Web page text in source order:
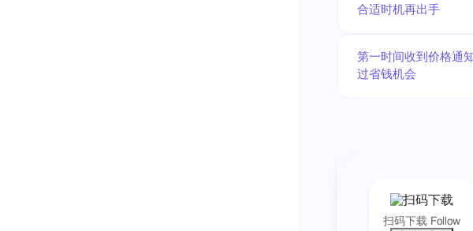
合适时机再出手
第一时间收到价格通
过省钱机会
扫码下载 Follow